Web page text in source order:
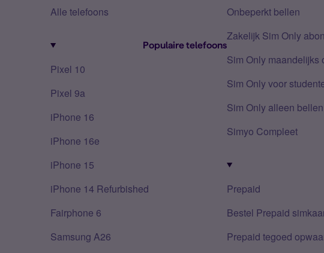
Alle telefoons
Populaire telefoons
Pixel 10
Pixel 9a
iPhone 16
iPhone 16e
iPhone 15
iPhone 14 Refurbished
Fairphone 6
Samsung A26
Onbeperkt bellen
Zakelijk Sim Only
Sim Only maandelijks
Sim Only voor
Sim Only alleen bellen
Simyo Compleet
Prepaid
Bestel Prepaid
Prepaid tegoed